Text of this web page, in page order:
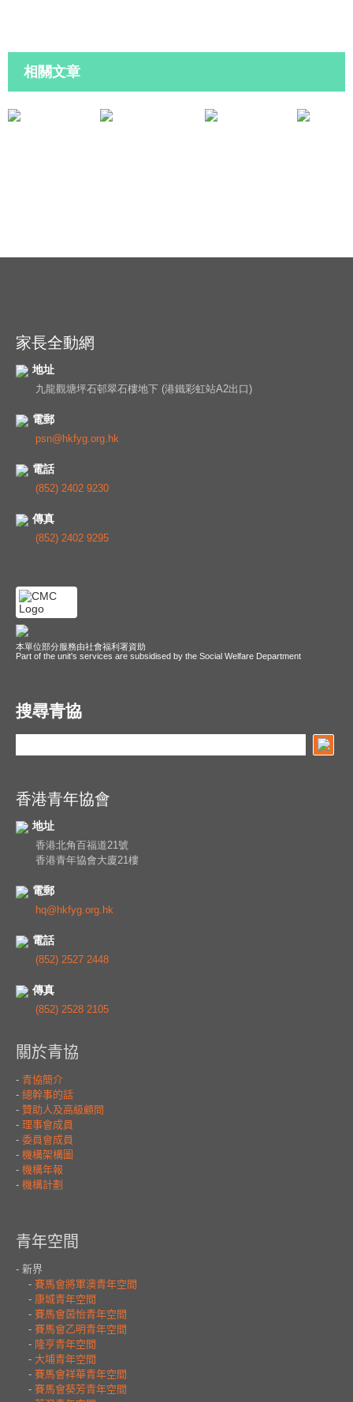
相關文章
家長活動
家長全動網
地址
九龍觀塘坪石邨翠石樓地下 (港鐵彩虹站A2出口)
電郵
psn@hkfyg.org.hk
電話
(852) 2402 9230
傳真
(852) 2402 9295
本單位部分服務由社會福利署資助
Part of the unit's services are subsidised by the Social Welfare Department
搜尋青協
香港青年協會
地址
香港北角百福道21號
香港青年協會大廈21樓
電郵
hq@hkfyg.org.hk
電話
(852) 2527 2448
傳真
(852) 2528 2105